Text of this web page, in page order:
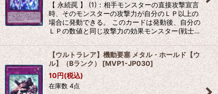
【 永続罠 】 (1)：相手モンスターの直接攻撃宣言
時、そのモンスターの攻撃力が自分のＬＰ以上の
場合に発動できる。 このカードは発動後、自分の
ＬＰの数値と同じ攻撃力の効果モンスター(戦士…
【ウルトラレア】機動要塞 メタル・ホールド【ウ
ル】（Bランク）[MVP1-JP030]
10円(税込)
在庫数 4点